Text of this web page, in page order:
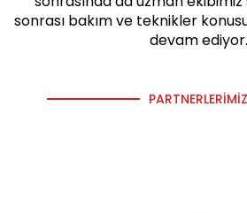
sonrası bakım ve teknikler
devam ediyor.
PARTNERLERIMIZ